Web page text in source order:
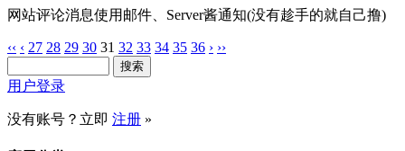
网站评论消息使用邮件、Server酱通知(没有趁手的就自己撸)
‹‹ ‹ 27 28 29 30 31 32 33 34 35 36 › ››
用户登录
没有账号？立即 注册 »